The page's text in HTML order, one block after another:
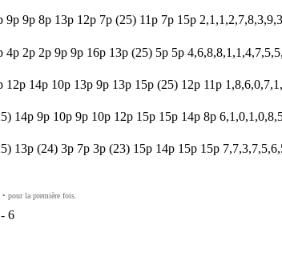
9p 9p 8p 13p 12p 7p (25) 11p 7p 15p
4p 2p 2p 9p 9p 16p 13p (25) 5p 5p
12p 14p 10p 13p 9p 13p 15p (25) 12p 11p
14p 9p 10p 9p 10p 12p 15p 15p 14p 8p
13p (24) 3p 7p 3p (23) 15p 14p 15p 15p
pour la première fois.
- 6